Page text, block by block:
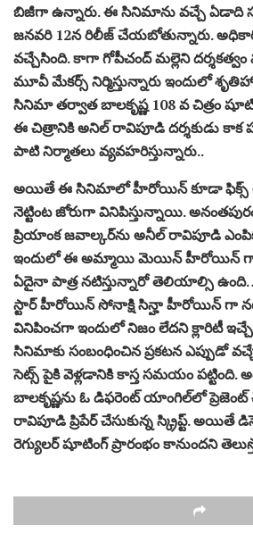
బిజీగా ఉన్నారు. ఈ సినిమాను వ‌చ్చే ఏడాది
జ‌న‌వ‌రి 12న రిలీజ్ చేయ‌బోతున్నారు.
వ‌చ్చేసింది. కాగా గోపీచంద్ మల్లెని దర్శకత్వం
మూవీ మేకర్స్ నిర్మిస్తున్నారు ఇందులో
సినిమా తర్వాత బాలకృష్ణ 108 వ చిత్రం
ఈ చిత్రానికి అనిల్ రావిపూడి దర్శకుడు కాక
పాటి నిర్మాతలు వ్యవహరిస్తున్నారు..
అయితే ఈ సినిమాలో హీరోయిన్ కూడా ఫిక్స్
నెట్టింట జోరుగా వినిపిస్తున్నాయి.
ప్రియాంక జవాల్కర్‌ను అనీల్ రావిపూడి
ఇందులో ఈ అమ్మాయి మెయిన్ హీరోయిన్ గా
ఏదైనా పాత్ర నటిస్తున్నారో తెలియాల్సి
స్టార్ హీరోయిన్ సోనాక్షి సిన్హా హీరోయిన్ గా
వినిపించగా ఇందులో నిజం లేదని క్లారిటీ
సినిమాకు సంబంధించిన ప్ర‌క‌ట‌న ఎప్పుడో
సెట్స్ పైకి వెళ్ల‌డానికి కాస్త స‌మ‌యం ప‌ట్టింది.
బాల‌కృష్ణ‌ను ఓ డిఫ‌రెంట్ యాంగిల్‌లో ప్రెజెంట్
రావిపూడి ప్రిపేర్ చేసుకున్న స్క్రిప్ట్‌. అయితే
రెగ్యులర్ షూటింగ్ ప్రారంభం కానుందని